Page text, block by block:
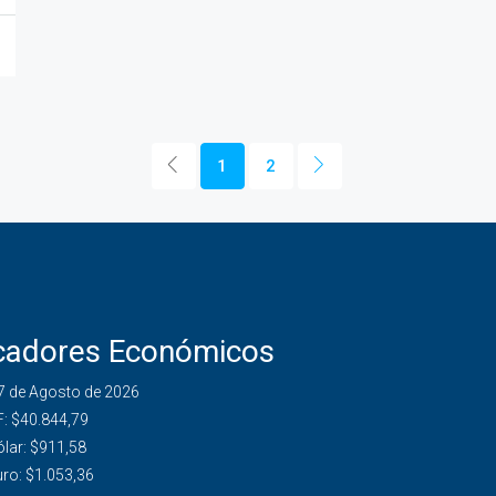
1 2
Económicos
de Agosto de 2026
$40.844,79
$911,58
$1.053,36